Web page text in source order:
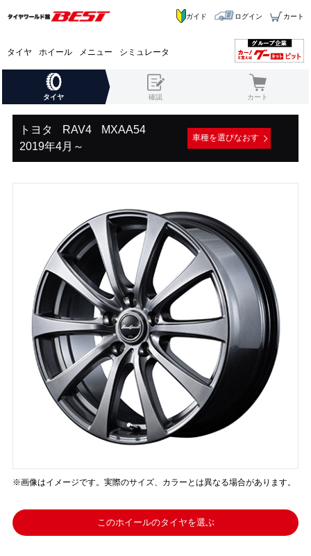
タイヤ ホイール メニュー シミュレータ
ガイド ログイン カート
タイヤ 確認 カート
トヨタ RAV4
MXAA54
2019年4月～
車種を選びなおす
※画像はイメージです。実際のサイズ、カラーとは異なる場合があります。
このホイールのタイヤを選ぶ